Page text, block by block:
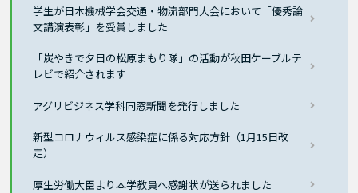
学生が日本機械学会交通・物流部門大会において「優秀論
文講演表彰」を受賞しました
「炭やきで夕日の松原まもり隊」の活動が秋田ケーブルテ
レビで紹介されます
アグリビジネス学科同窓新聞を発行しました
新型コロナウィルス感染症に係る対応方針（1月15日改
定）
厚生労働大臣より本学教員へ感謝状が送られました